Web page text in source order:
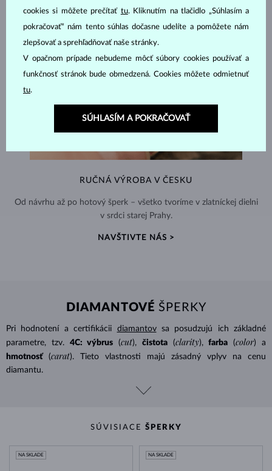
RUČNÁ VÝROBA V ČESKU
Od návrhu až po hotový šperk – všetko tvoríme v zlatníckej dielni
v srdci starej Prahy.
NAVŠTIVTE NÁS >
DIAMANTOVÉ ŠPERKY
Pri hodnotení a certifikácii diamantovsa posudzujú ich základné
parametre, tzv.
4C: výbrus (cut), čistota (clarity), farba (color) a
hmotnosť
(carat). Tieto vlastnosti majú zásadný vplyv na cenu
diamantu.
SÚVISIACE ŠPERKY
NA SKLADE NA SKLADE
cookies si môžete prečítať tu. Kliknutím na tlačidlo „Súhlasím a
pokračovať“ nám tento súhlas dočasne udelíte a pomôžete nám
zlepšovať a sprehľadňovať naše stránky.
V opačnom prípade nebudeme môcť súbory cookies používať a
funkčnosť stránok bude obmedzená. Cookies môžete odmietnuť
tu.
SÚHLASÍM A POKRAČOVAŤ